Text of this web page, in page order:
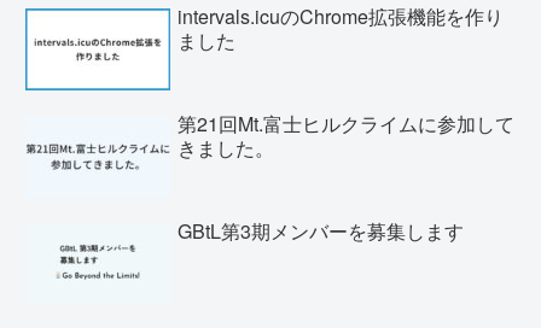
intervals.icuのChrome拡張機能を作り
ました
第21回Mt.富士ヒルクライムに参加して
きました。
GBtL第3期メンバーを募集します